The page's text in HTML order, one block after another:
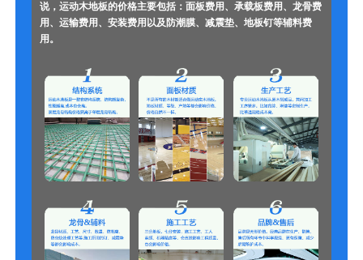
说，运动木地板的价格主要包括：面板费用、承载板费用、龙骨费
用、运输费用、安装费用以及防潮膜、减震垫、地板钉等辅料费
用。